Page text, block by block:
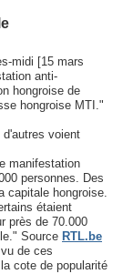
midi [15 mars
anti-
hongroise de
hongroise MTI."
voient
manifestation
personnes. Des
capitale hongroise.
étaient
près de 70.000
Source RTL.be
de ces
cote de popularité